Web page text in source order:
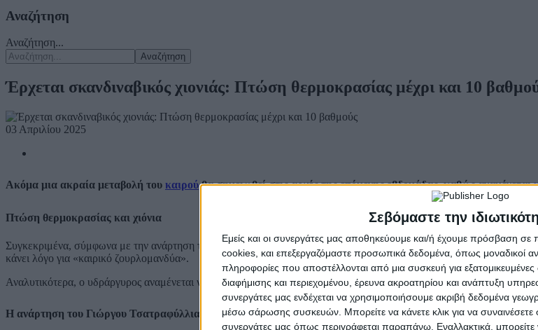
Σεβόμαστε την
Εμείς και οι συνεργάτες μας αποθηκεύουμε και/ή έχουμε πρόσβαση
cookies, και επεξεργαζόμαστε προσωπικά δεδομένα, όπως μοναδικοί
πληροφορίες που αποστέλλονται από μια συσκευή για εξατομικευμένες
διαφήμισης και περιεχομένου, έρευνα ακροατηρίου και ανάπτυξη
συνεργάτες μας ενδέχεται να χρησιμοποιήσουμε ακριβή δεδομένα
μέσω σάρωσης συσκευών. Μπορείτε να κάνετε κλικ για να συναινέσετε
συνεργάτες μας όπως περιγράφεται παραπάνω. Εναλλακτικά,
Αναζήτηση
Αναζήτηση...
Αναζήτηση
Έρχεται σκανδιναβικός χιονιάς: Πτώση θερμοκρασίας μέχρι και 10
03 Απριλίου 2025
Ακόμα μια ακραία μεταβολή του καιρούθα σημειωθεί στις αρχές της επόμενης εβδομάδας, καθώςαναμένεται
Πτώση θερμοκρασίας και χιόνια
Συγκεκριμένα, σύμφωνα με την ανάρτηση του Γιώργου Τσατραφύλλια, μετά τις έντονες βροχοπτώσεις των
κάνει λόγο για «καιρικό ζουρλομανδύα».
Αναλυτικότερα, ο υδράργυρος αναμένεται να σημειώσει πτώση μέχρι και 10 βαθμούς, ενώ χιόνια θα πέσουν σε
Η ανάρτηση του Γιώργου Τσατραφύλλια